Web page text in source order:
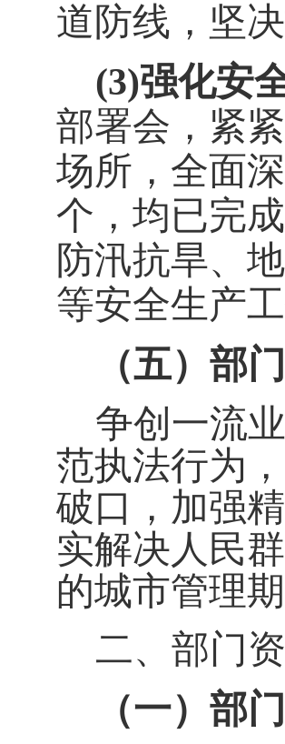
道防线，坚
(3)强化安
部署会，紧
场所，全面
个，均已完成
防汛抗旱、
等安全生产工
（五）部
争创一流
范执法行为
破口，加强
实解决人民
的城市管理期
二、部门
（一）部